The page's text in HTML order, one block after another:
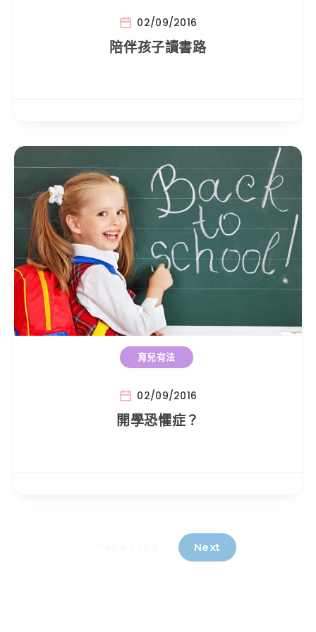
02/09/2016
陪伴孩子讀書路
育兒有法
02/09/2016
開學恐懼症？
Next